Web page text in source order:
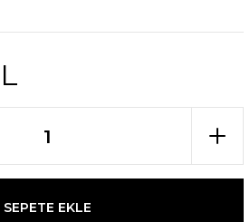
SEPETE EKLE